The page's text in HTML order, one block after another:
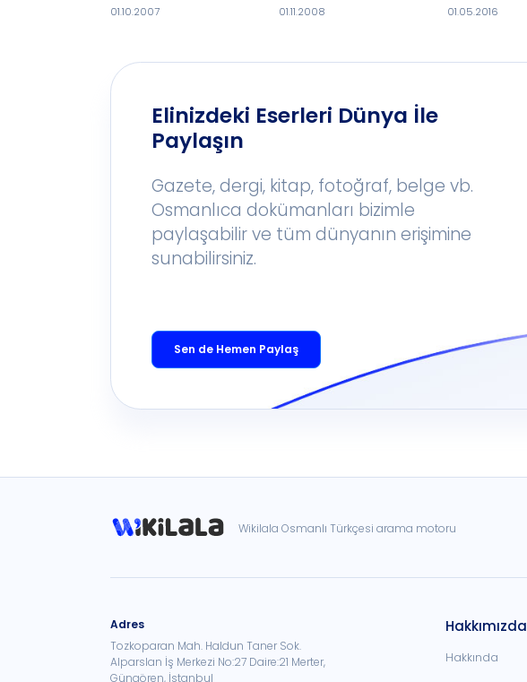
01.10.2007 01.11.2008 01.05.2016
Elinizdeki Eserleri Dünya İle
Paylaşın
Gazete, dergi, kitap, fotoğraf, belge vb.
Osmanlıca dokümanları bizimle
paylaşabilir ve tüm dünyanın erişimine
sunabilirsiniz.
Sen de Hemen Paylaş
Wikilala Osmanlı Türkçesi arama motoru
Adres
Tozkoparan Mah. Haldun Taner Sok.
Alparslan İş Merkezi No:27 Daire:21 Merter,
Güngören, İstanbul
Hakkımızda
Hakkında